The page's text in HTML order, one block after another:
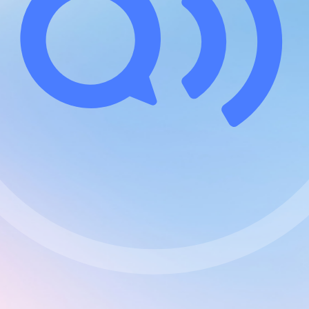
J'accepte les CGUs
et les cookies essentiels
Pour naviguer sur notre site, vous devez lire et
Générales d'Utilisation
.
Nous utilisons des cookies et technologies
et les performances de certaines publicités. Notez
avec un compte Premium cela vous évitera toute
activera des fonctionnalités exclusives !